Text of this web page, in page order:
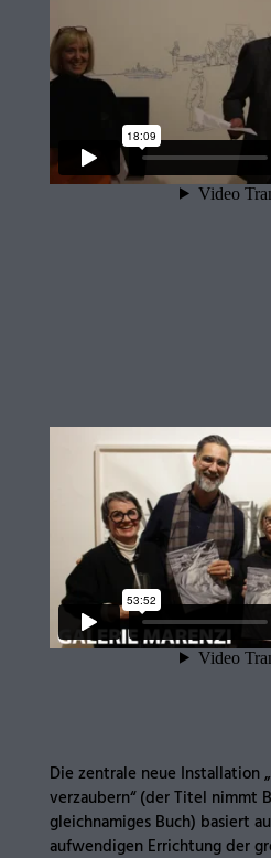
Die zentrale neue Installation
verzaubern“ (der Titel nimmt
gleichnamiges Buch) basiert
aufwendigen Errichtung der